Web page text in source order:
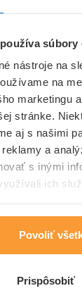
súbory
nástroje na
na
marketingu
stránke.
aj s našimi
a
s inými
ich
Povoliť
Prispôsobiť
pon-pia:
0850 100
Napíšte nám